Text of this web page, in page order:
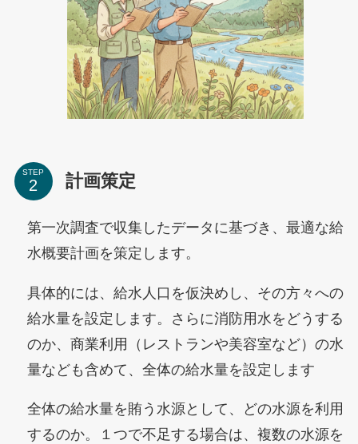
STEP 計画策定
第一次調査で収集したデータに基づき、最適な給
水概要計画を策定します。
具体的には、給水人口を仮決めし、その方々への
給水量を設定します。さらに消防用水をどうする
のか、商業利用（レストランや美容室など）の水
量なども含めて、全体の給水量を設定します
全体の給水量を賄う水源として、どの水源を利用
するのか。１つで不足する場合は、複数の水源を